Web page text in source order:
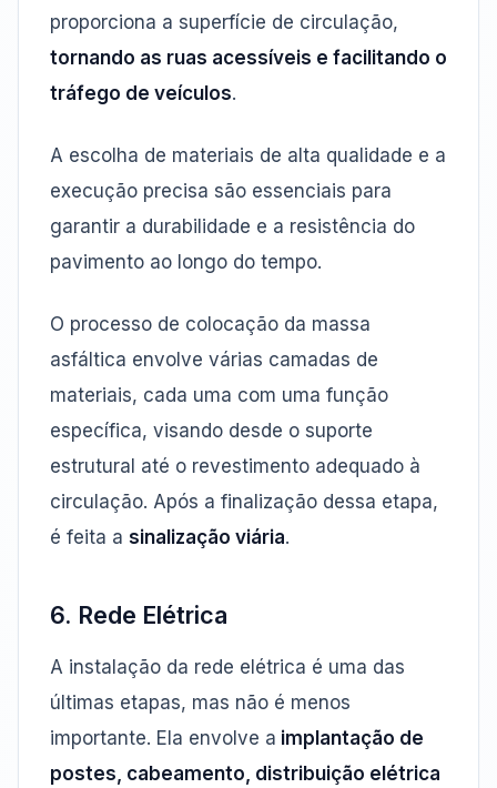
proporciona a superfície de circulação,
tornando as ruas acessíveis e facilitando o
tráfego de veículos.
A escolha de materiais de alta qualidade e a
execução precisa são essenciais para
garantir a durabilidade e a resistência do
pavimento ao longo do tempo.
O processo de colocação da massa
asfáltica envolve várias camadas de
materiais, cada uma com uma função
específica, visando desde o suporte
estrutural até o revestimento adequado à
circulação. Após a finalização dessa etapa,
é feita a sinalização viária.
6. Rede Elétrica
A instalação da rede elétrica é uma das
últimas etapas, mas não é menos
importante. Ela envolve a implantação de
postes, cabeamento, distribuição elétrica